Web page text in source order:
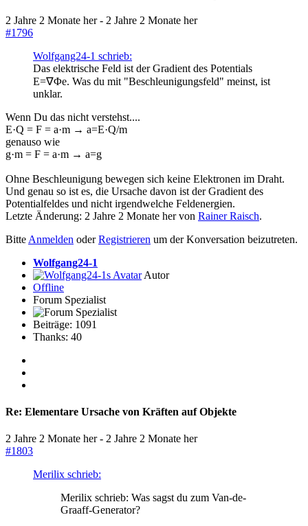
2 Jahre 2 Monate her- 2 Jahre 2 Monate her
#1796
Wolfgang24-1 schrieb:
Das elektrische Feld ist der Gradient des Potentials
E=∇Φe. Was du mit "Beschleunigungsfeld" meinst, ist
unklar.
Wenn Du das nicht verstehst....
E·Q = F = a·m → a=E·Q/m
genauso wie
g·m = F = a·m → a=g
Ohne Beschleunigung bewegen sich keine Elektronen im Draht.
Und genau so ist es, die Ursache davon ist der Gradient des
Potentialfeldes und nicht irgendwelche Feldenergien.
Letzte Änderung: 2 Jahre 2 Monate her von Rainer Raisch.
Bitte Anmelden oderRegistrieren um der Konversation beizutreten.
Wolfgang24-1
Autor
Offline
Forum Spezialist
Beiträge: 1091
Thanks: 40
Re: Elementare Ursache von Kräften auf Objekte
2 Jahre 2 Monate her- 2 Jahre 2 Monate her
#1803
Merilix schrieb:
Merilix schrieb: Was sagst du zum Van-de-
Graaff-Generator?